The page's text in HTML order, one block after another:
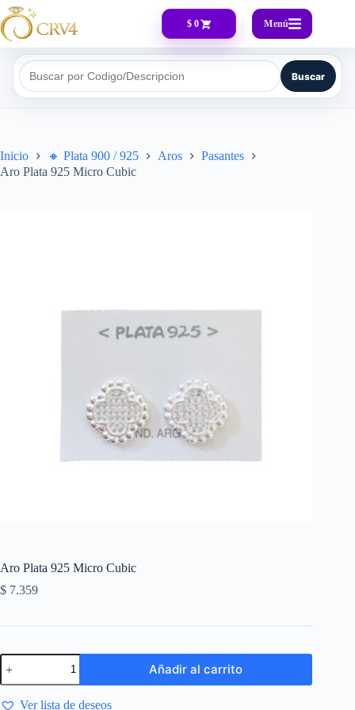
$ 0 Menú
Buscar por Codigo/Descripcion Buscar
Inicio 🔸​ Plata 900 / 925 Aros
Pasantes
Aro Plata 925 Micro Cubic
Aro Plata 925 Micro Cubic
$ 7.359
Añadir al carrito
Ver lista de deseos